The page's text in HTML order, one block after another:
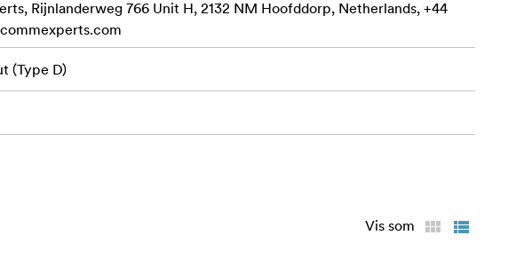
Rijnlanderweg 766 Unit H, 2132 NM Hoofddorp, Netherlands, +44
(Type D)
Vis som